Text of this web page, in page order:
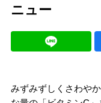
ニュー
みずみずしくさわや